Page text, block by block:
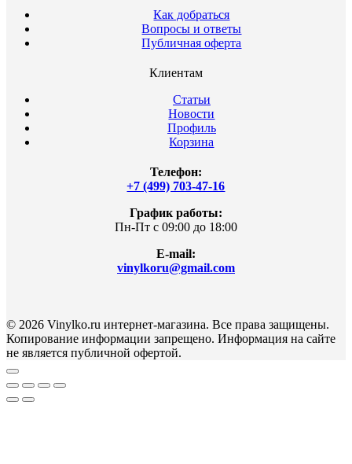
Как добраться
Вопросы и ответы
Публичная оферта
Клиентам
Статьи
Новости
Профиль
Корзина
Телефон:
+7 (499) 703-47-16
График работы:
Пн-Пт с 09:00 до 18:00
E-mail:
vinylkoru@gmail.com
© 2026 Vinylko.ru интернет-магазина. Все права защищены.
Копирование информации запрещено. Информация на сайте
не является публичной офертой.